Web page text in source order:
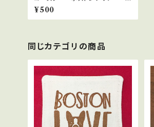
ボストンフェイス ブリンドルカラ
ー
¥500
同じカテゴリの商品